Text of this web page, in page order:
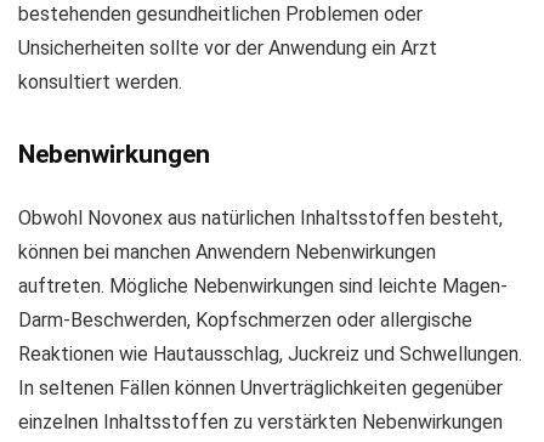
bestehenden gesundheitlichen Problemen oder
Unsicherheiten sollte vor der Anwendung ein Arzt
konsultiert werden.
Nebenwirkungen
Obwohl Novonex aus natürlichen Inhaltsstoffen besteht,
können bei manchen Anwendern Nebenwirkungen
auftreten. Mögliche Nebenwirkungen sind leichte Magen-
Darm-Beschwerden, Kopfschmerzen oder allergische
Reaktionen wie Hautausschlag, Juckreiz und Schwellungen.
In seltenen Fällen können Unverträglichkeiten gegenüber
einzelnen Inhaltsstoffen zu verstärkten Nebenwirkungen